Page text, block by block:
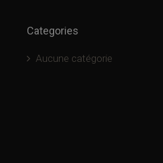
Categories
Aucune catégorie